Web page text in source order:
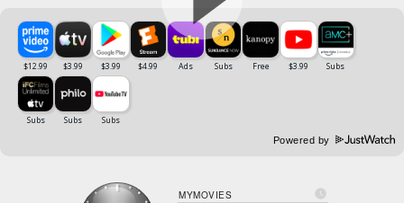
Powered by
MYMOVIES 